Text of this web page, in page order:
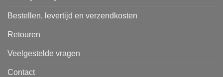
Bestellen, levertijd en verzendkosten
Retouren
Veelgestelde vragen
Contact